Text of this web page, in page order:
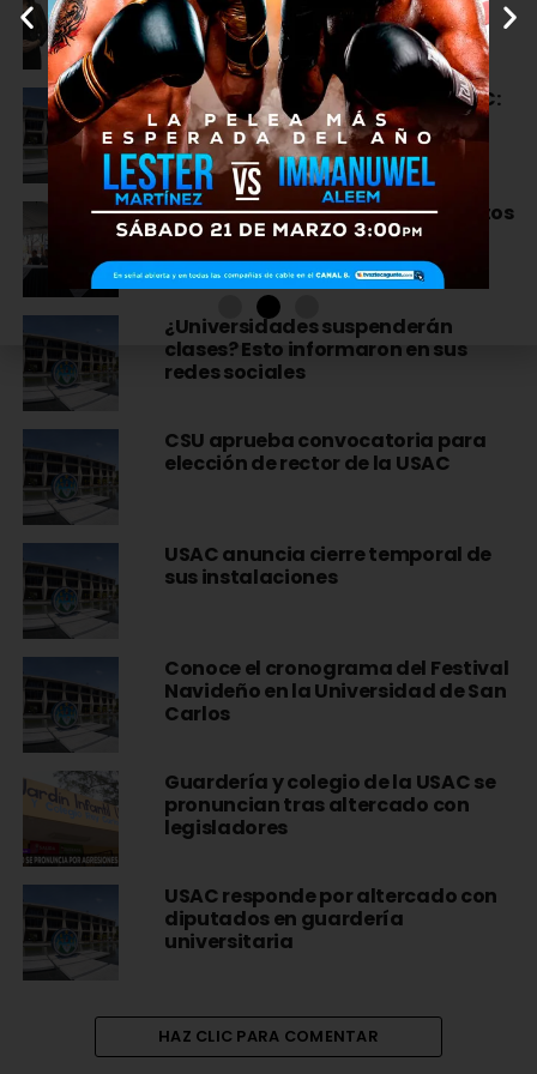
Aguirre como magistrados de la
CC
Elección de magistrados de la CC:
Cinco profesionales presentan
expedientes en convocatoria del
CSU
USAC otorga más de 500 contratos
indefinidos a trabajadores
¿Universidades suspenderán
clases? Esto informaron en sus
redes sociales
CSU aprueba convocatoria para
elección de rector de la USAC
USAC anuncia cierre temporal de
sus instalaciones
Conoce el cronograma del Festival
Navideño en la Universidad de San
Carlos
Guardería y colegio de la USAC se
pronuncian tras altercado con
legisladores
USAC responde por altercado con
diputados en guardería
universitaria
HAZ CLIC PARA COMENTAR